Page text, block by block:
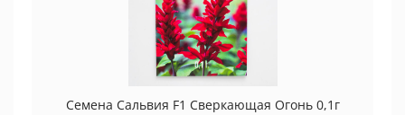
Семена Сальвия F1 Сверкающая Огонь 0,1г